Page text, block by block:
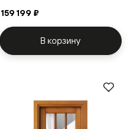
159 199 ₽
В корзину